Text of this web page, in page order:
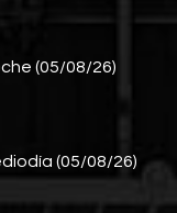
(05/08/26)
(05/08/26)